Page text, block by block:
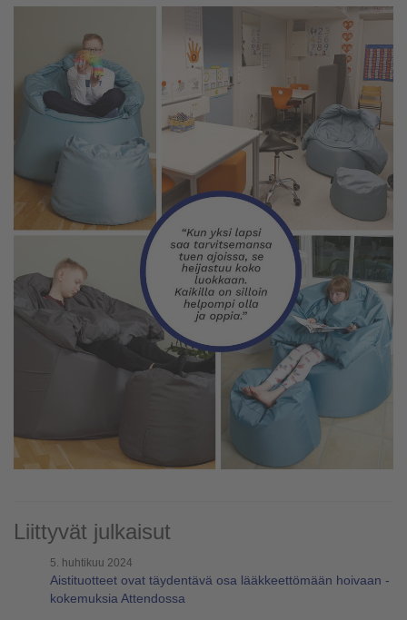
Liittyvät julkaisut
5. huhtikuu 2024
Aistituotteet ovat täydentävä osa lääkkeettömään hoivaan -
kokemuksia Attendossa